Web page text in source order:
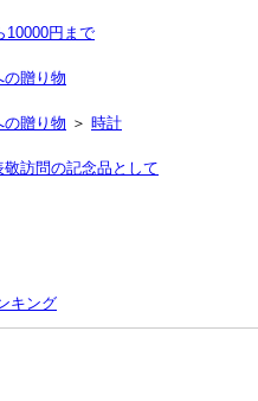
10000円まで
の贈り物
の贈り物 ＞ 時計
敬訪問の記念品として
キング